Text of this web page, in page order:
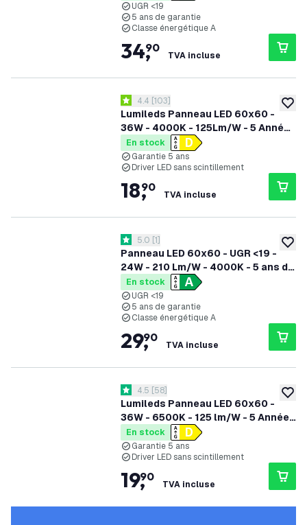
UGR <19
5 ans de garantie
Classe énergétique A
34,
90
TVA incluse
Lumileds Panneau LED 60x60 -
36W - 4000K - 125Lm/W - 5 Années
Garantie
ouvrir le tiroir des avis
4.4 étoiles de notation
4.4 [103]
En stock
Garantie 5 ans
Driver LED sans scintillement
18,
90
TVA incluse
Panneau LED 60x60 - UGR <19 -
24W - 210 Lm/W - 4000K - 5 ans de
garantie - Classe énergétique A
ouvrir le tiroir des avis
5 étoiles de notation
5.0 [1]
En stock
UGR <19
5 ans de garantie
Classe énergétique A
29,
90
TVA incluse
Lumileds Panneau LED 60x60 -
36W - 6500K - 125 lm/W - 5 Années
Garantie
ouvrir le tiroir des avis
4.5 étoiles de notation
4.5 [58]
En stock
Garantie 5 ans
Driver LED sans scintillement
19,
90
TVA incluse